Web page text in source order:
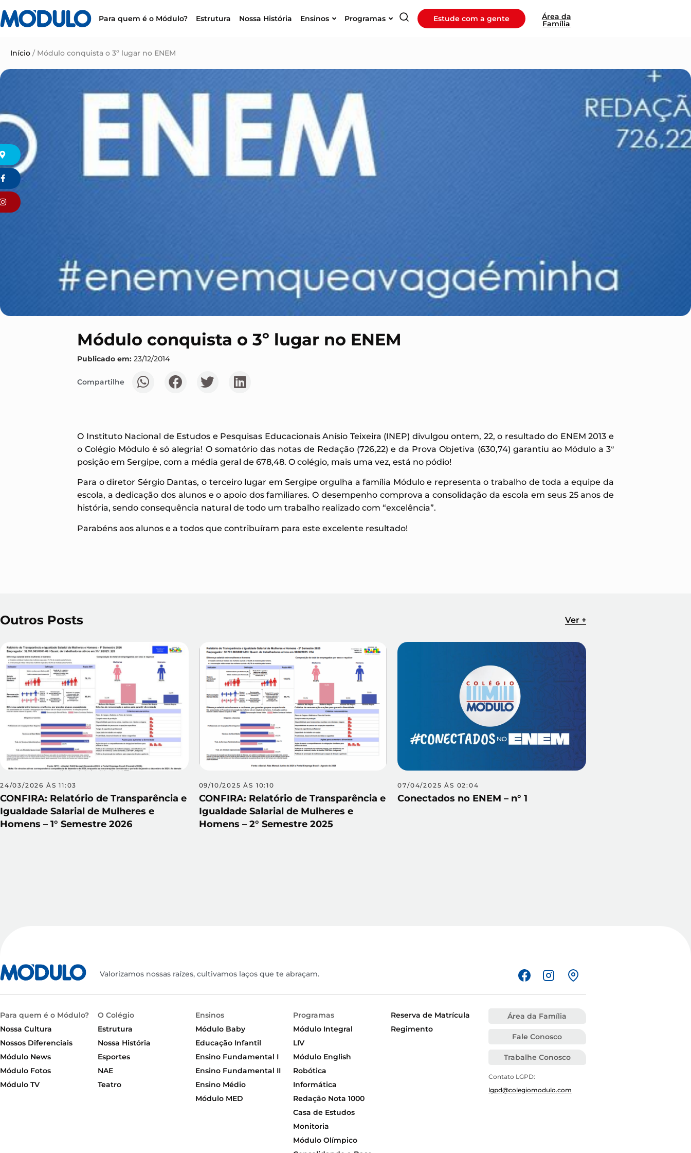
Para quem é o Módulo? Estrutura Nossa História Ensinos Programas Estude com a gente Área da
Família
Início / Módulo conquista o 3º lugar no ENEM
Módulo conquista o 3º lugar no ENEM
Publicado em: 23/12/2014
Compartilhe
O Instituto Nacional de Estudos e Pesquisas Educacionais Anísio Teixeira (INEP) divulgou ontem, 22, o resultado do ENEM 2013 e
o Colégio Módulo é só alegria! O somatório das notas de Redação (726,22) e da Prova Objetiva (630,74) garantiu ao Módulo a 3ª
posição em Sergipe, com a média geral de 678,48. O colégio, mais uma vez, está no pódio!
Para o diretor Sérgio Dantas, o terceiro lugar em Sergipe orgulha a família Módulo e representa o trabalho de toda a equipe da
escola, a dedicação dos alunos e o apoio dos familiares. O desempenho comprova a consolidação da escola em seus 25 anos de
história, sendo consequência natural de todo um trabalho realizado com “excelência”.
Parabéns aos alunos e a todos que contribuíram para este excelente resultado!
Outros Posts Ver +
24/03/2026 ÀS 11:03
CONFIRA: Relatório de Transparência e
Igualdade Salarial de Mulheres e
Homens – 1° Semestre 2026
09/10/2025 ÀS 10:10
CONFIRA: Relatório de Transparência e
Igualdade Salarial de Mulheres e
Homens – 2° Semestre 2025
07/04/2025 ÀS 02:04
Conectados no ENEM – n° 1
Valorizamos nossas raízes, cultivamos laços que te abraçam.
Para quem é o Módulo?
Nossa Cultura
Nossos Diferenciais
Módulo News
Módulo Fotos
Módulo TV
O Colégio
Estrutura
Nossa História
Esportes
NAE
Teatro
Ensinos
Módulo Baby
Educação Infantil
Ensino Fundamental I
Ensino Fundamental II
Ensino Médio
Módulo MED
Programas
Módulo Integral
LIV
Módulo English
Robótica
Informática
Redação Nota 1000
Casa de Estudos
Monitoria
Módulo Olímpico
Reserva de Matrícula
Regimento
Área da Família
Fale Conosco
Trabalhe Conosco
Contato LGPD:
lgpd@colegiomodulo.com